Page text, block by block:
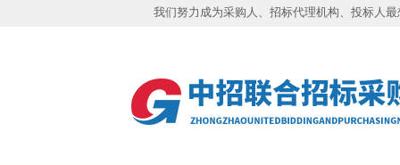
我们努力成为采购人、招标代理机构、投标人